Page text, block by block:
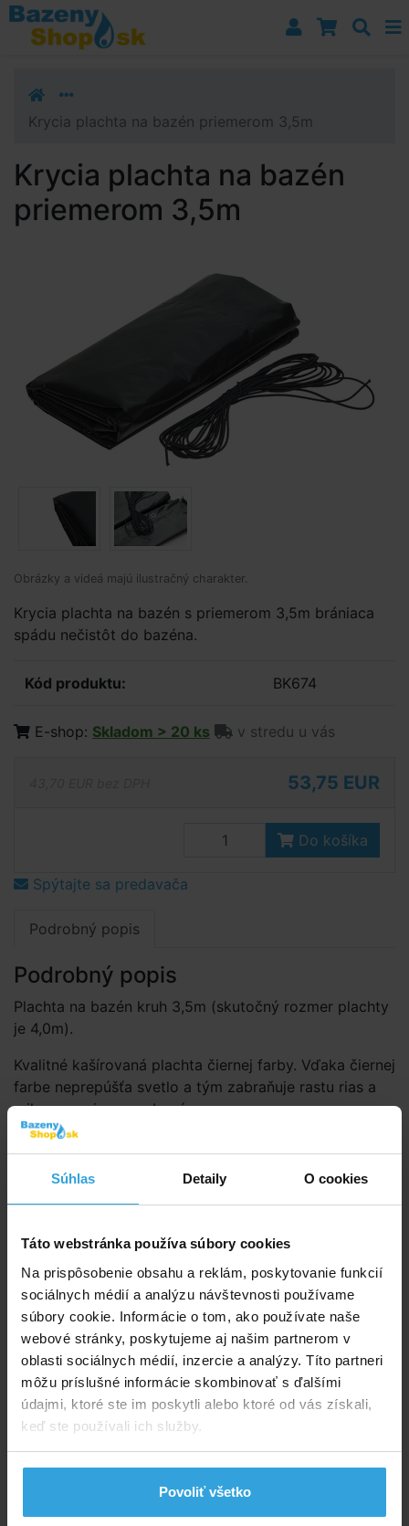
Súhlas Detaily O cookies
Táto webstránka používa súbory cookies
Na prispôsobenie obsahu a reklám, poskytovanie funkcií
sociálnych médií a analýzu návštevnosti používame
súbory cookie. Informácie o tom, ako používate naše
webové stránky, poskytujeme aj našim partnerom v
oblasti sociálnych médií, inzercie a analýzy. Títo partneri
môžu príslušné informácie skombinovať s ďalšími
údajmi, ktoré ste im poskytli alebo ktoré od vás získali,
keď ste používali ich služby.
Povoliť všetko
Prejsť k navigácii
Prejsť na obsah
Prejsť k bočnému stĺpci
Krycia plachta na bazén priemerom 3,5m
Krycia plachta na bazén
priemerom 3,5m
Obrázky a videá majú ilustračný charakter.
Krycia plachta na bazén s priemerom 3,5m brániaca
spádu nečistôt do bazéna.
Kód produktu: BK674
E-shop: Skladom > 20 ks v stredu u vás
53,75 EUR
Do košíka
Spýtajte sa predavača
Podrobný popis
Podrobný popis
Plachta na bazén kruh 3,5m (skutočný rozmer plachty
je 4,0m).
Kvalitné kašírovaná plachta čiernej farby. Vďaka čiernej
farbe neprepúšťa svetlo a tým zabraňuje rastu rias a
mikroorganizmov v bazéne.
Kašírované fólie sú mrazuodolné.
Táto plachta sa vyznačuje veľmi dlhou životnosťou a
odporúčame je aj pre použitie v zimnom období.
mechanickému poškodeniu a poveternostným
vplyvom.
Plachta má silné oká po obvode. Dodávané vrátane
pružného lana na uchytenie okolo bazéna.
Hrúbka plachty 140 g/m2.
Parametry